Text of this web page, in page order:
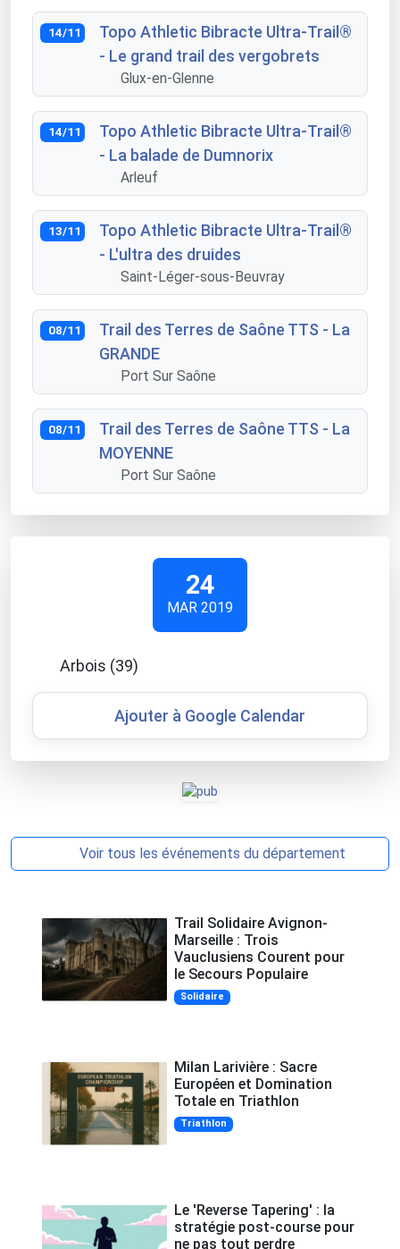
14/11
Topo Athletic Bibracte Ultra-Trail®
- Le grand trail des vergobrets
Glux-en-Glenne
14/11
Topo Athletic Bibracte Ultra-Trail®
- La balade de Dumnorix
Arleuf
13/11
Topo Athletic Bibracte Ultra-Trail®
- L'ultra des druides
Saint-Léger-sous-Beuvray
08/11
Trail des Terres de Saône TTS - La
GRANDE
Port Sur Saône
08/11
Trail des Terres de Saône TTS - La
MOYENNE
Port Sur Saône
24
MAR 2019
Arbois (39)
Ajouter à Google Calendar
Voir tous les événements du département
Trail Solidaire Avignon-
Marseille : Trois
Vauclusiens Courent pour
le Secours Populaire
Solidaire
Milan Larivière : Sacre
Européen et Domination
Totale en Triathlon
Triathlon
Le 'Reverse Tapering' : la
stratégie post-course pour
ne pas tout perdre